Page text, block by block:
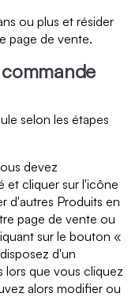
ou plus et résider
page de vente.
selon les étapes
devez
et cliquer sur l'icône
d'autres Produits en
page de vente ou
sur le bouton «
d'un
lors que vous cliquez
alors modifier ou